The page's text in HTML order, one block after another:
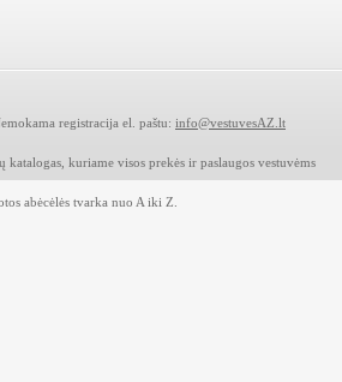
registracija el. paštu: info@vestuvesAZ.lt
katalogas, kuriame visos prekės ir paslaugos vestuvėms
abėcėlės tvarka nuo A iki Z.